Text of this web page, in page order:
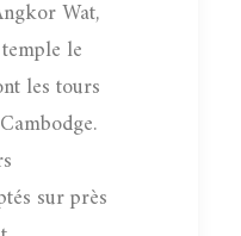
Wat,
le
les tours
sur près